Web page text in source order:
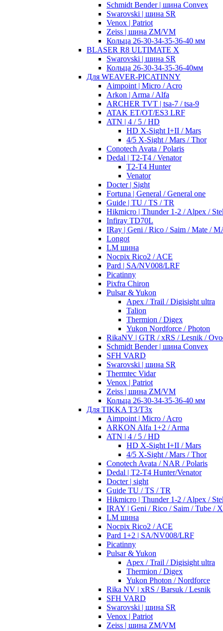
Schmidt Bender | шина Convex
Swarovski | шина SR
Venox | Patriot
Zeiss | шина ZM/VM
Кольца 26-30-34-35-36-40 мм
BLASER R8 ULTIMATE X
Swarovski | шина SR
Кольца 26-30-34-35-36-40мм
Для WEAVER-PICATINNY
Aimpoint | Micro / Acro
Arkon | Arma / Alfa
ARCHER TVT | tsa-7 / tsa-9
ATAK ET/OT/ES3 LRF
ATN | 4 / 5 / HD
HD X-Sight I+II / Mars
4/5 X-Sight / Mars / Thor
Conotech Avata / Polaris
Dedal | T2-T4 / Venator
T2-T4 Hunter
Venator
Docter | Sight
Fortuna | General / General one
Guide | TU / TS / TR
Hikmicro | Thunder 1-2 / Alpex /
Infiray TD70L
IRay | Geni / Rico / Saim / Mate /
Longot
LM шина
Nocpix Rico2 / ACE
Pard | SA/NV008/LRF
Picatinny
Pixfra Chiron
Pulsar & Yukon
Apex / Trail / Digisight ultra
Talion
Thermion / Digex
Yukon Nordforce / Photon
RikaNV | GTR / xRS / Lesnik /
Schmidt Bender | шина Convex
SFH VARD
Swarovski | шина SR
Thermtec Vidar
Venox | Patriot
Zeiss | шина ZM/VM
Кольца 26-30-34-35-36-40 мм
Для TIKKA T3/T3x
Aimpoint | Micro / Acro
ARKON Alfa 1+2 / Arma
ATN | 4 / 5 / HD
HD X-Sight I+II / Mars
4/5 X-Sight / Mars / Thor
Conotech Avata / NAR / Polaris
Dedal | T2-T4 Hunter/Venator
Docter | sight
Guide TU / TS / TR
Hikmicro | Thunder 1-2 / Alpex /
IRAY | Geni / Rico / Saim / Tube /
LM шина
Nocpix Rico2 / ACE
Pard 1+2 | SA/NV008/LRF
Picatinny
Pulsar & Yukon
Apex / Trail / Digisight ultra
Thermion / Digex
Yukon Photon / Nordforce
Rika NV | xRS / Barsuk / Lesnik
SFH VARD
Swarovski | шина SR
Venox | Patriot
Zeiss | шина ZM/VM